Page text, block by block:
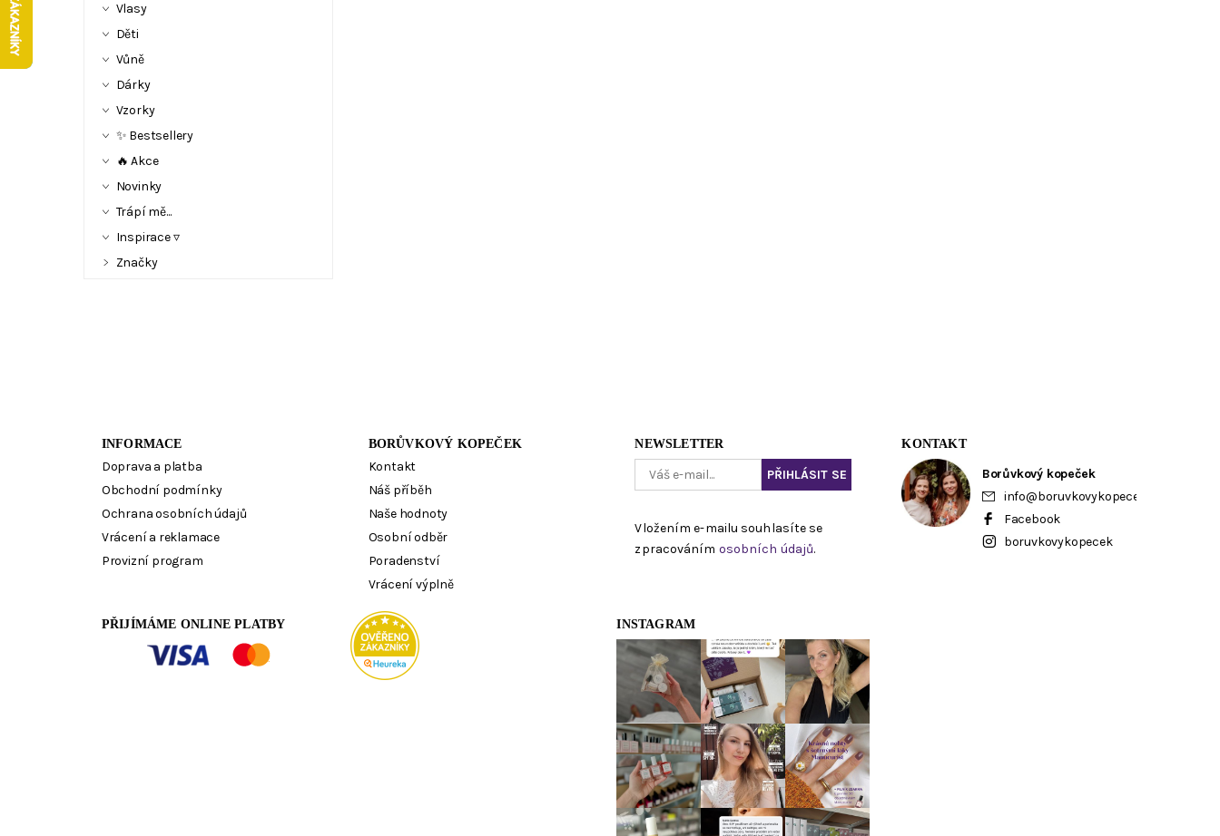
Vlasy
Děti
Vůně
Dárky
Vzorky
✨ Bestsellery
🔥 Akce
Novinky
Trápí mě...
Inspirace ▿
Značky
INFORMACE
Doprava a platba
Obchodní podmínky
Ochrana osobních údajů
Vrácení a reklamace
Provizní program
BORŮVKOVÝ KOPEČEK
Kontakt
Náš příběh
Naše hodnoty
Osobní odběr
Poradenství
Vrácení výplně
NEWSLETTER
Vložením e-mailu souhlasíte se
zpracováním osobních údajů.
KONTAKT
Borůvkový kopeček
info@boruvkovykopecek.cz
Facebook
boruvkovykopecek
PŘIJÍMÁME ONLINE PLATBY INSTAGRAM